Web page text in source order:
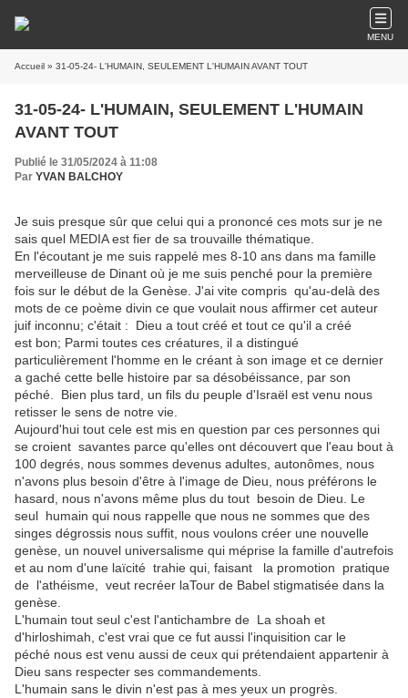
MENU
Accueil » 31-05-24- L'HUMAIN, SEULEMENT L'HUMAIN AVANT TOUT
31-05-24- L'HUMAIN, SEULEMENT L'HUMAIN
AVANT TOUT
Publié le 31/05/2024 à 11:08
Par YVAN BALCHOY
Je suis presque sûr que celui qui a prononcé ces mots sur je ne
sais quel MEDIA est fier de sa trouvaille thématique.
En l'écoutant je me suis rappelé mes 8-10 ans dans ma famille
merveilleuse de Dinant où je me suis penché pour la première
fois sur le début de la Genèse. J'ai vite compris qu'au-delà des
mots de ce poème divin ce que voulait nous affirmer cet auteur
juif inconnu; c'était : Dieu a tout créé et tout ce qu'il a créé
est bon; Parmi toutes ces créatures, il a distingué
particulièrement l'homme en le créant à son image et ce dernier
a gaché cette belle histoire par sa désobéissance, par son
péché. Bien plus tard, un fils du peuple d'Israël est venu nous
retisser le sens de notre vie.
Aujourd'hui tout cele est mis en question par ces personnes qui
se croient savantes parce qu'elles ont découvert que l'eau bout à
100 degrés, nous sommes devenus adultes, autonômes, nous
n'avons plus besoin d'être à l'image de Dieu, nous préférons le
hasard, nous n'avons même plus du tout besoin de Dieu. Le
seul humain qui nous rappelle que nous ne sommes que des
singes dégrossis nous suffit, nous voulons créer une nouvelle
genèse, un nouvel universalisme qui méprise la famille d'autrefois
et au nom d'une laïcité trahie qui, faisant la promotion pratique
de l'athéisme, veut recréer laTour de Babel stigmatisée dans la
genèse.
L'humain tout seul c'est l'antichambre de La shoah et
d'hirloshimah, c'est vrai que ce fut aussi l'inquisition car le
péché nous est venu aussi de ceux qui prétendaient appartenir à
Dieu sans respecter ses commandements.
L'humain sans le divin n'est pas à mes yeux un progrès.